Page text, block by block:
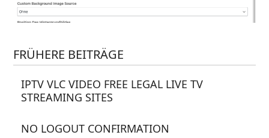
FRÜHERE BEITRÄGE
IPTV VLC VIDEO FREE LEGAL LIVE TV
STREAMING SITES
NO LOGOUT CONFIRMATION